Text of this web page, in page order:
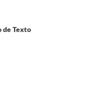
de Texto